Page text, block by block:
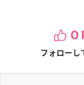
フォローし